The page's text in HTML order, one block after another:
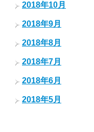
2018年10月
2018年9月
2018年8月
2018年7月
2018年6月
2018年5月